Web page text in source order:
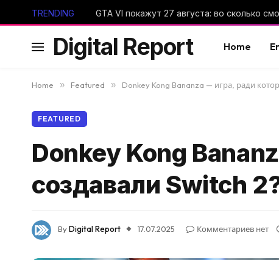
TRENDING
Digital Report Home
Home » Featured » Donkey Kong Bananza — игра, ради
FEATURED
Donkey Kong
создавали Switch
ByDigital Report 17.07.2025 Комментариев нет